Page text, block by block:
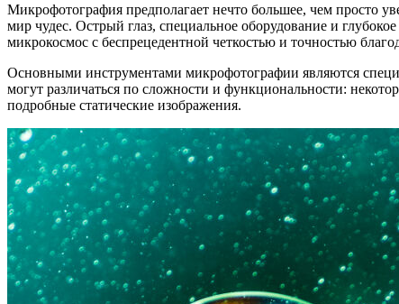
Микрофотография предполагает нечто большее, чем просто
мир чудес. Острый глаз, специальное оборудование и
микрокосмос с беспрецедентной четкостью и точностью
Основными инструментами микрофотографии являются
могут различаться по сложности и функциональности:
подробные статические изображения.